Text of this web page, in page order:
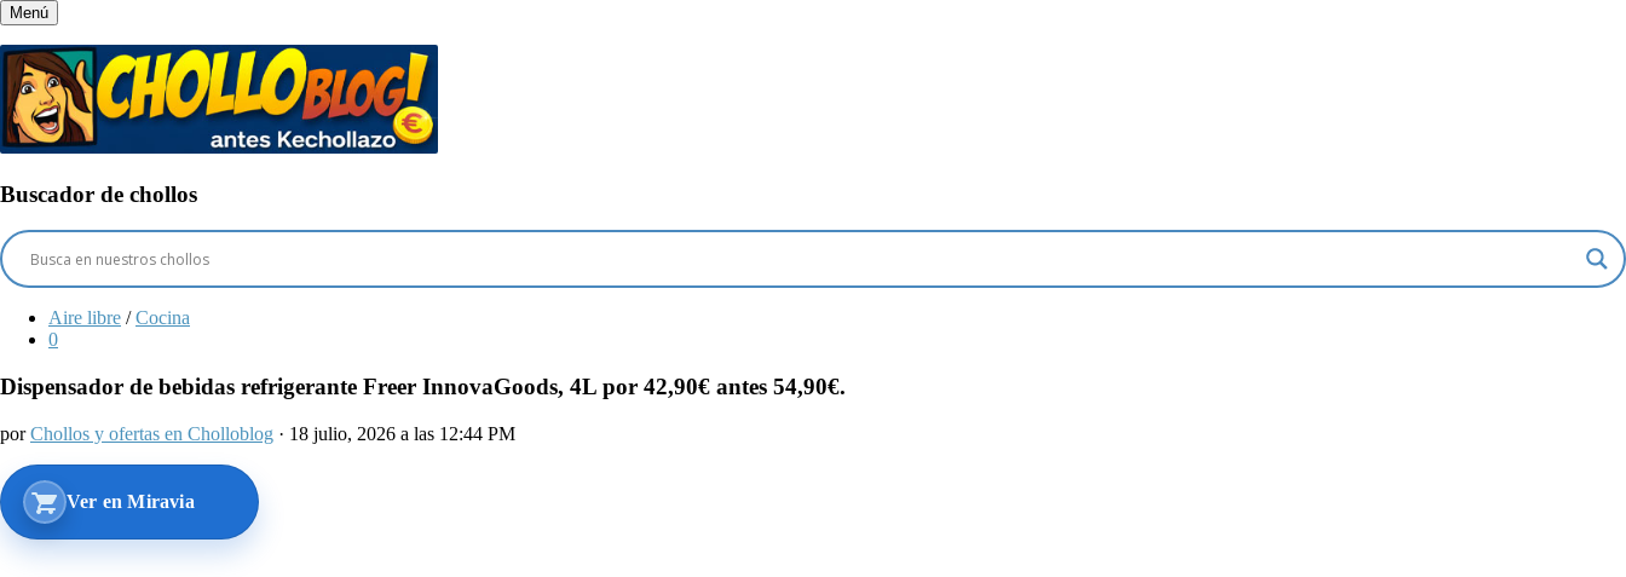
Menú
Buscador de chollos
Aire libre / Cocina
0
Dispensador de bebidas refrigerante Freer InnovaGoods, 4L por 42,90€ antes 54,90€.
porChollos y ofertas en Cholloblog · 18 julio, 2026 a las 12:44 PM
Ver en Miravia